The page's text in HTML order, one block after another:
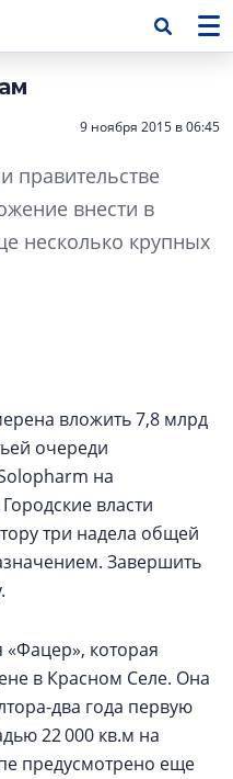
9 ноября 2015 в 06:45
правительстве
внести в
несколько крупных
вложить 7,8 млрд
очереди
на
власти
три надела общей
Завершить
которая
в Красном Селе. Она
два года первую
22 000 кв.м на
предусмотрено еще